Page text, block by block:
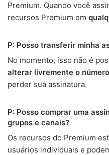
Premium. Quando você
recursos Premium em
P: Posso transferir minha
No momento, isso não é
alterar livremente o número
perder sua assinatura.
P: Posso comprar uma
grupos e canais?
Os recursos do Premium
usuários individuais e